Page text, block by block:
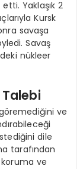
Yaklaşık 2
Kursk
savaşa
Savaş
nükleer
ve
dile
tarafından
ve